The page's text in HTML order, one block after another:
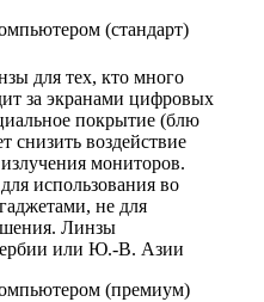
(стандарт)
для тех, кто много
за экранами цифровых
покрытие (блю
снизить воздействие
мониторов.
использования во
не для
Линзы
или Ю.-В. Азии
(премиум)